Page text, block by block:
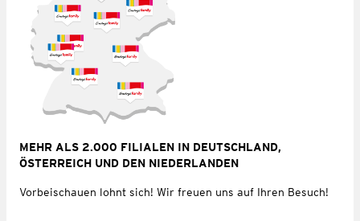
MEHR ALS 2.000 FILIALEN IN DEUTSCHLAND,
ÖSTERREICH UND DEN NIEDERLANDEN
Vorbeischauen lohnt sich! Wir freuen uns auf Ihren Besuch!